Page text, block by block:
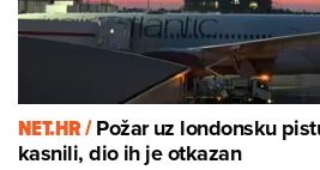
NET.HR /Požar uz londonsku
kasnili, dio ih je otkazan